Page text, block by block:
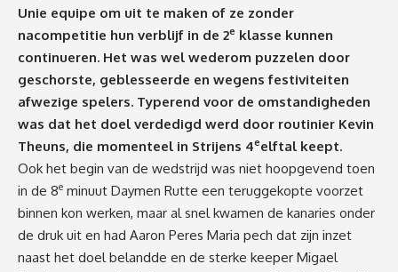
Unie equipe om uit te maken of ze zonder
nacompetitie hun verblijf in de 2e klasse kunnen
continueren. Het was wel wederom puzzelen door
geschorste, geblesseerde en wegens festiviteiten
afwezige spelers. Typerend voor de omstandigheden
was dat het doel verdedigd werd door routinier Kevin
Theuns, die momenteel in Strijens 4eelftal keept.
Ook het begin van de wedstrijd was niet hoopgevend toen
in de 8e minuut Daymen Rutte een teruggekopte voorzet
binnen kon werken, maar al snel kwamen de kanaries onder
de druk uit en had Aaron Peres Maria pech dat zijn inzet
naast het doel belandde en de sterke keeper Migael